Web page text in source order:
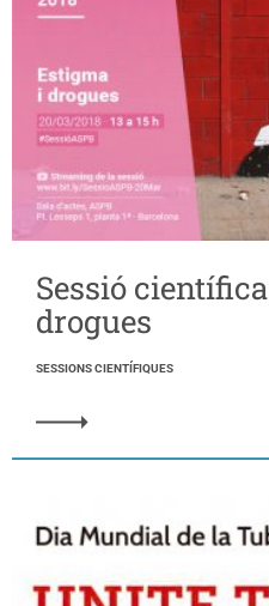
Sessió
drogues
SESSIONS CIENTÍFIQUES